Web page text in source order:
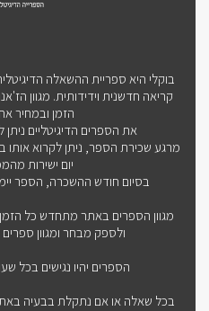
בוקלי היא ספריית ההשאלה
קריאה חדשנית וידידותית. מגוון
הזמן ובמחיר
את הספרים הדיגיטליים ניתן
יום ישירות
בסיום חודש ההשכרה, הספר
מגוון הספרים באתר מתחדש כל
ולספק מבחר ומגוון
הספרים יהיו נגישים בכל
בכל שאלה או אם נתקלת בבעיה